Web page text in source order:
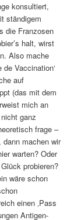
konsultiert,
ständigem
die Franzosen
halt, wirst
Also mache
Vaccination‘
auf
(das mit dem
mich an
ganz
frage –
machen wir
warten? Oder
probieren?
wäre schon
einen ‚Pass
Antigen-